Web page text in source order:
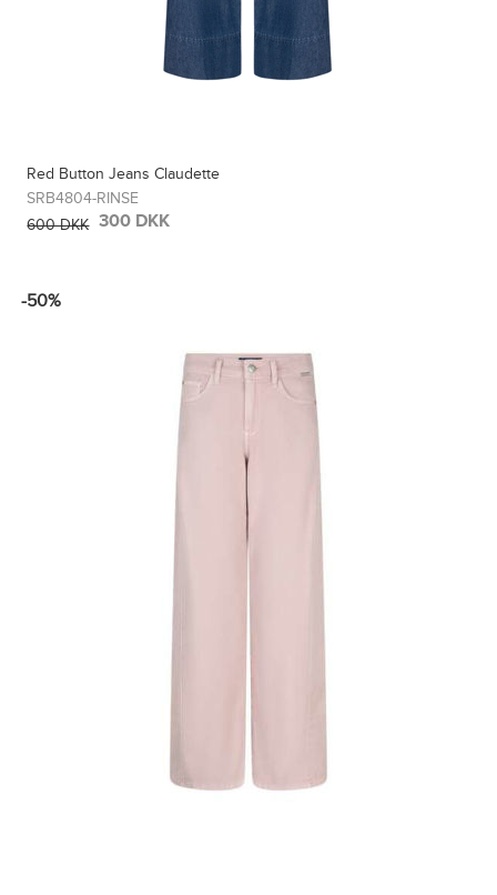
Red Button Jeans Claudette
SRB4804-RINSE
600 DKK 300 DKK
-50%